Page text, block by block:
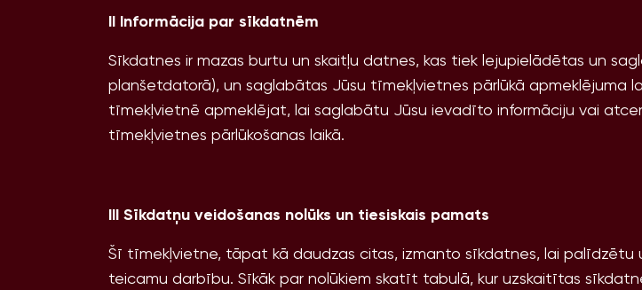
II Informācija par sīkdatnēm
Sīkdatnes ir mazas burtu un skaitļu datnes, kas tiek lejupielādētas un
planšetdatorā), un saglabātas Jūsu tīmekļvietnes pārlūkā apmeklējuma
tīmekļvietnē apmeklējat, lai saglabātu Jūsu ievadīto informāciju vai
tīmekļvietnes pārlūkošanas laikā.
III Sīkdatņu veidošanas nolūks un tiesiskais pamats
Šī tīmekļvietne, tāpat kā daudzas citas, izmanto sīkdatnes, lai
teicamu darbību. Sīkāk par nolūkiem skatīt tabulā, kur uzskaitītas